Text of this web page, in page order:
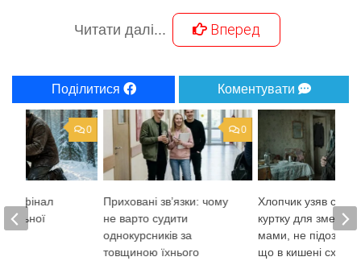
Читати далі... Вперед
Поділитися Коментувати
0
Приховані зв’язки: чому
не варто судити
однокурсників за
товщиною їхнього
Хлопчик узяв стару
куртку для
мами, не
що в кишені
0
фінал